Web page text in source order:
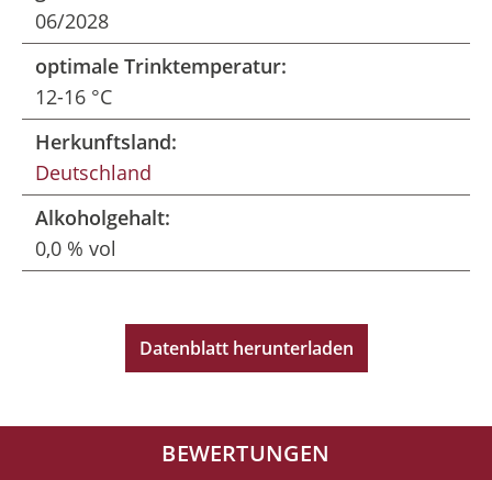
06/2028
optimale Trinktemperatur:
12-16 °C
Herkunftsland:
Deutschland
Alkoholgehalt:
0,0 % vol
Datenblatt herunterladen
BEWERTUNGEN